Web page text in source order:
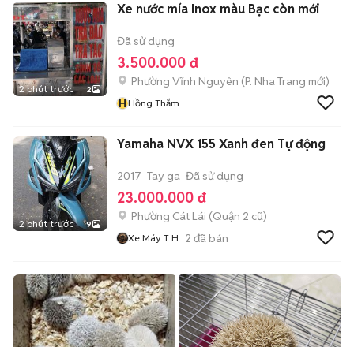
2 phút trước 2
Xe nước mía Inox màu Bạc còn mới
Đã sử dụng
3.500.000 đ
Phường Vĩnh Nguyên (P. Nha Trang mới)
HHồng Thắm
2 phút trước 9
Yamaha NVX 155 Xanh đen Tự động
2017 Tay ga Đã sử dụng
23.000.000 đ
Phường Cát Lái (Quận 2 cũ)
Xe Máy T H 2 đã bán